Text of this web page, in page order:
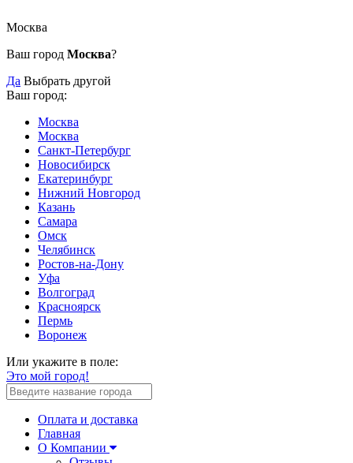
Москва
Ваш город Москва?
Да Выбрать другой
Ваш город:
Москва
Москва
Санкт-Петербург
Новосибирск
Екатеринбург
Нижний Новгород
Казань
Самара
Омск
Челябинск
Ростов-на-Дону
Уфа
Волгоград
Красноярск
Пермь
Воронеж
Или укажите в поле:
Это мой город!
Оплата и доставка
Главная
О Компании